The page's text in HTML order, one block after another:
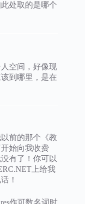
处取的是哪个
空间，好像现
到哪里，是在
前的那个《教
始向我收费
有了！你可以
上给我
！
作可数名词时